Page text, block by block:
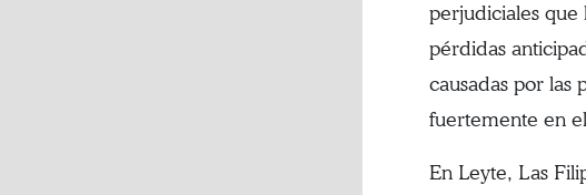
perjudiciales que
pérdidas
causadas por las
fuertemente en
En Leyte, Las